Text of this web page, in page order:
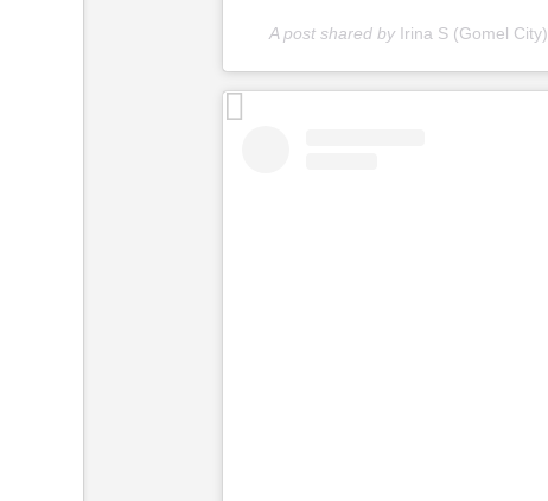
A post shared by Irina S (Gomel City)